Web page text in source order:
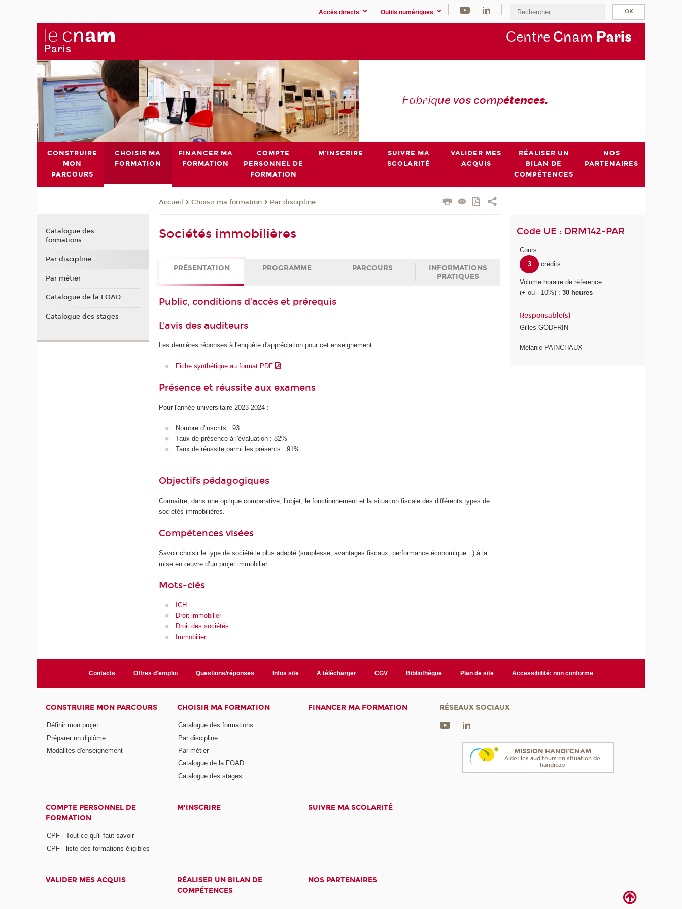
Accès directs Outils numériques
Centre Cnam Paris
Fabrique vos compétences.
CONSTRUIRE
MON
PARCOURS
CHOISIR MA
FORMATION
FINANCER MA
FORMATION
COMPTE
PERSONNEL DE
FORMATION
M'INSCRIRE
SUIVRE MA
SCOLARITÉ
VALIDER MES
ACQUIS
RÉALISER UN
BILAN DE
COMPÉTENCES
NOS
PARTENAIRES
Accueil Choisir ma formation Par discipline
Sociétés immobilières
PRÉSENTATION PROGRAMME PARCOURS
INFORMATIONS
PRATIQUES
Public, conditions d’accès et prérequis
L'avis des auditeurs
Les dernières réponses à l'enquête d'appréciation pour cet enseignement :
Fiche synthétique au format PDF
Présence et réussite aux examens
Pour l'année universitaire 2023-2024 :
Nombre d'inscrits : 93
Taux de présence à l'évaluation : 82%
Taux de réussite parmi les présents : 91%
Objectifs pédagogiques
Connaître, dans une optique comparative, l’objet, le fonctionnement et la situation fiscale des différents types de
sociétés immobilières.
Compétences visées
Savoir choisir le type de société le plus adapté (souplesse, avantages fiscaux, performance économique...) à la
mise en œuvre d’un projet immobilier.
Mots-clés
ICH
Droit immobilier
Droit des sociétés
Immobilier
Code UE : DRM142-PAR
Cours
3
crédits
Volume horaire de référence
(+ ou - 10%) :30 heures
Responsable(s)
Gilles GODFRIN
Melanie PAINCHAUX
Catalogue des
formations
Par discipline
Par métier
Catalogue de la FOAD
Catalogue des stages
Contacts Offres d'emploi Questions/réponses Infos site A télécharger CGV Bibliothèque Plan de site Accessibilité: non conforme
CONSTRUIRE MON PARCOURS
Définir mon projet
Préparer un diplôme
Modalités d'enseignement
CHOISIR MA FORMATION
Catalogue des formations
Par discipline
Par métier
Catalogue de la FOAD
Catalogue des stages
FINANCER MA FORMATION
COMPTE PERSONNEL DE
FORMATION
CPF - Tout ce qu'il faut savoir
CPF - liste des formations éligibles
M'INSCRIRE SUIVRE MA SCOLARITÉ
VALIDER MES ACQUIS
RÉALISER UN BILAN DE
COMPÉTENCES
NOS PARTENAIRES
RÉSEAUX SOCIAUX
MISSION HANDI'CNAM
Aider les auditeurs en situation de
handicap